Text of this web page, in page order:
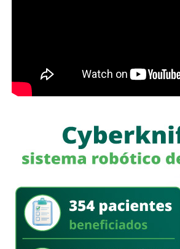
para avisarle a los conductores que
en medio de la calle, pero la mayoría
señal con el aviso son los mismos
ser cortés con los
Señales faltan más, como una que
realidad nadie lo sabe a ciencia cierta,
ciudad, lasque avisen que la ciclovía
estacionen autos de los negocios
Himno Nacional.